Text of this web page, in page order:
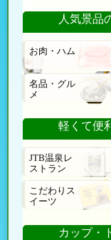
人気景品
お肉・ハム
名品・グル
メ
軽くて便
JTB温泉レ
ストラン
こだわりス
イーツ
カップ・